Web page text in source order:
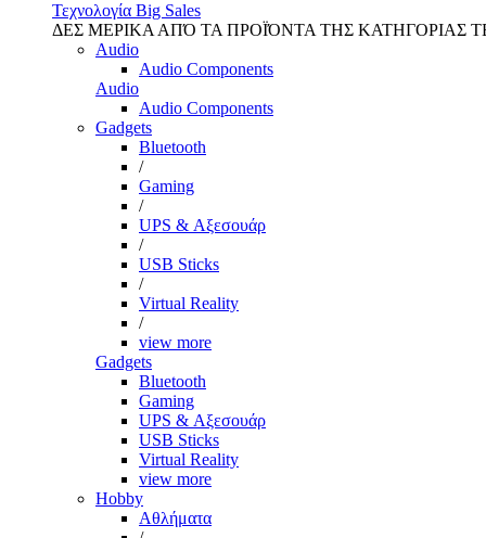
Τεχνολογία Big Sales
ΔΕΣ ΜΕΡΙΚΑ ΑΠΌ ΤΑ ΠΡΟΪΌΝΤΑ ΤΗΣ ΚΑΤΗΓΟΡΙΑΣ
Audio
Audio Components
Audio
Audio Components
Gadgets
Bluetooth
/
Gaming
/
UPS & Αξεσουάρ
/
USB Sticks
/
Virtual Reality
/
view more
Gadgets
Bluetooth
Gaming
UPS & Αξεσουάρ
USB Sticks
Virtual Reality
view more
Hobby
Αθλήματα